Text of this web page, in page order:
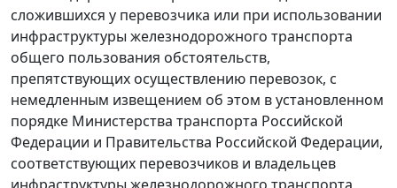
сложившихся у перевозчика или при использовании
инфраструктуры железнодорожного транспорта
общего пользования обстоятельств,
препятствующих осуществлению перевозок, с
немедленным извещением об этом в установленном
порядке Министерства транспорта Российской
Федерации и Правительства Российской Федерации,
соответствующих перевозчиков и владельцев